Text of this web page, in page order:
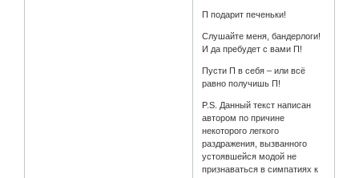
П подарит печеньки!
Слушайте меня, бандерлоги!
И да пребудет с вами П!
Пусти П в себя – или всё
равно получишь П!
P.S. Данный текст написан
автором по причине
некоторого легкого
раздражения, вызванного
устоявшейся модой не
признаваться в симпатиях к